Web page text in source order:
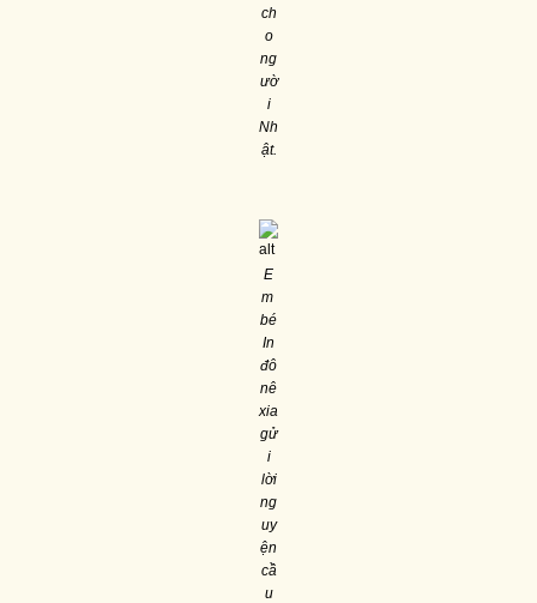
ch
o
ng
ườ
i
Nh
ật.
E
m
bé
In
đô
nê
xia
gử
i
lời
ng
uy
ện
cầ
u